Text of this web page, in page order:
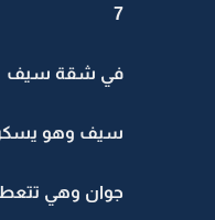
7
في شقة سيف
سيف وهو يسكر
جوان وهي